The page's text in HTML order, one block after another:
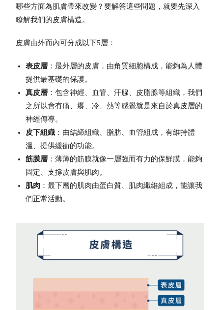
哪些方面為肌膚帶來改變？要解答這些問題，就要先深入
瞭解我們的皮膚構造。
皮膚由外而內可分成以下5層：
表皮層 ：最外層的皮膚，由角質細胞構成，能夠為人體
提供最基礎的保護。
真皮層 ：包含神經、血管、汗腺、皮脂腺等組織，我們
之所以會有痛、癢、冷、熱等感覺就是來自於真皮層的
神經傳導。
皮下組織 ：由結締組織、脂肪、血管組成，有維持體
溫、提供緩衝的功能。
筋膜層 ：薄薄的筋膜就像一層強而有力的保鮮膜，能夠
固定、支撐皮膚與肌肉。
肌肉 ：最下層的肌肉由蛋白質、肌肉纖維組成，能讓我
們正常活動。